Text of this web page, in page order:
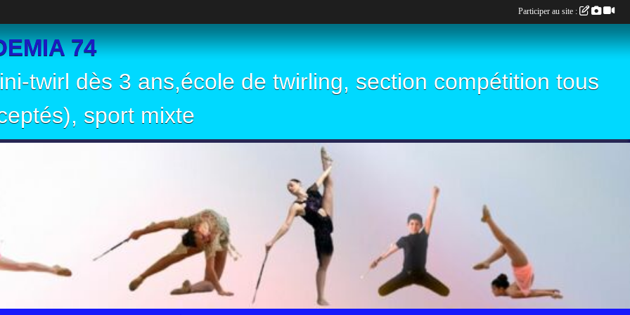
74
twirl dès 3 ans,école de twirling, section compétition tous
sport mixte
Participer au site :